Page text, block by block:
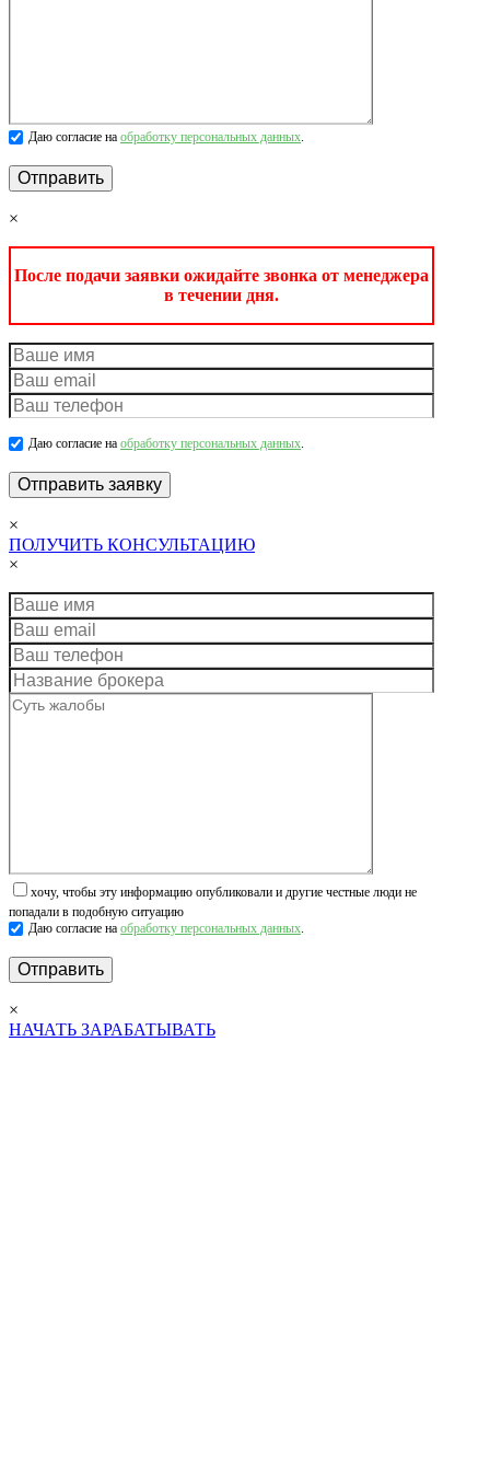
Даю согласие на обработку персональных данных.
×
После подачи заявки ожидайте звонка от менеджера
в течении дня.
Даю согласие на обработку персональных данных.
×
ПОЛУЧИТЬ КОНСУЛЬТАЦИЮ
×
хочу, чтобы эту информацию опубликовали и другие честные люди не
попадали в подобную ситуацию
Даю согласие на обработку персональных данных.
×
НАЧАТЬ ЗАРАБАТЫВАТЬ